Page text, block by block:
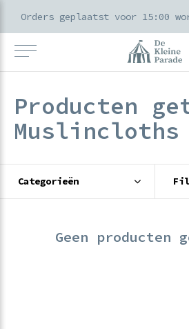
Producten
Muslincloths
Categorieën
Geen producten